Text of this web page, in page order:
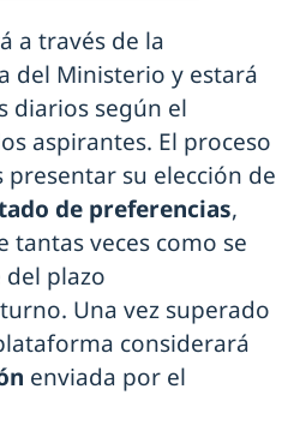
a través de la
del Ministerio y estará
diarios según el
aspirantes. El proceso
su elección de
de preferencias,
veces como se
del plazo
Una vez superado
considerará
enviada por el